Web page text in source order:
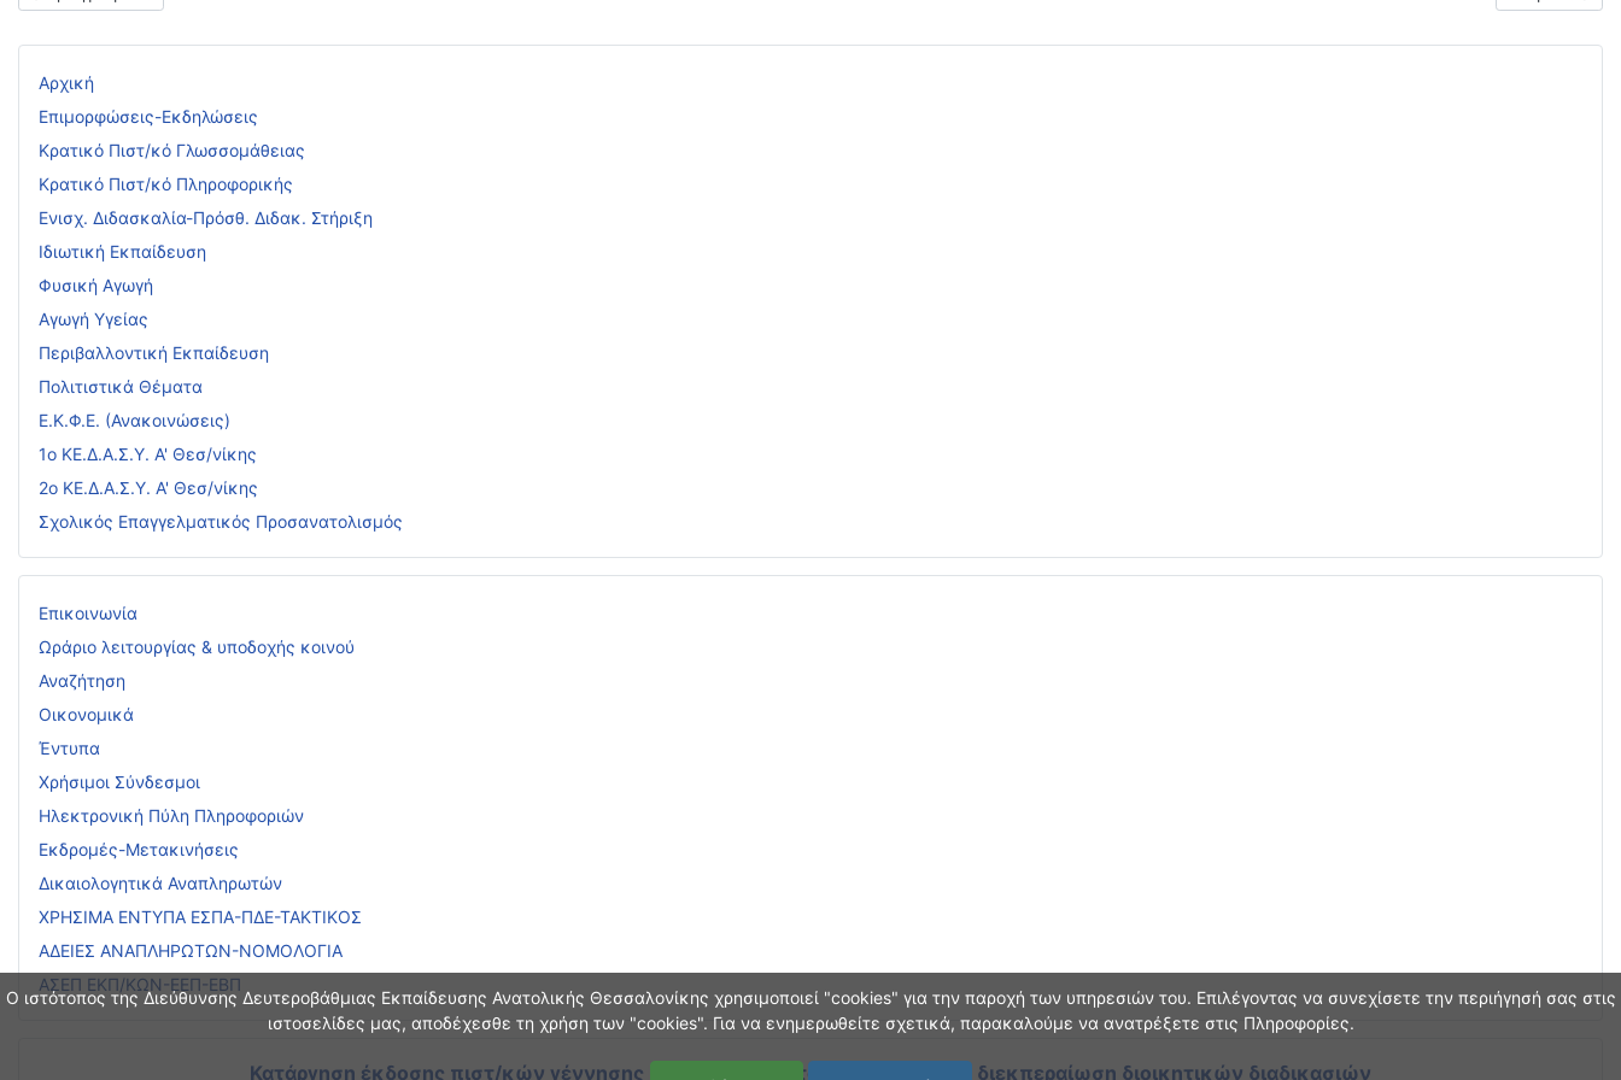
Ο ιστότοπος της Διεύθυνσης Δευτεροβάθμιας Εκπαίδευσης Ανατολικής Θεσσαλονίκης χρησιμοποιεί "cookies" για την παροχή των υπηρεσιών του. Επιλέγοντας να συνεχίσετε την περιήγησή σας στις
ιστοσελίδες μας, αποδέχεσθε τη χρήση των "cookies". Για να ενημερωθείτε σχετικά, παρακαλούμε να ανατρέξετε στις Πληροφορίες.
Αρχική
Επιμορφώσεις-Εκδηλώσεις
Κρατικό Πιστ/κό Γλωσσομάθειας
Κρατικό Πιστ/κό Πληροφορικής
Ενισχ. Διδασκαλία-Πρόσθ. Διδακ. Στήριξη
Ιδιωτική Εκπαίδευση
Φυσική Αγωγή
Αγωγή Υγείας
Περιβαλλοντική Εκπαίδευση
Πολιτιστικά Θέματα
Ε.Κ.Φ.Ε. (Ανακοινώσεις)
1ο ΚΕ.Δ.Α.Σ.Υ. Α' Θεσ/νίκης
2ο ΚΕ.Δ.Α.Σ.Υ. Α' Θεσ/νίκης
Σχολικός Επαγγελματικός Προσανατολισμός
Επικοινωνία
Ωράριο λειτουργίας & υποδοχής κοινού
Αναζήτηση
Οικονομικά
Έντυπα
Χρήσιμοι Σύνδεσμοι
Ηλεκτρονική Πύλη Πληροφοριών
Εκδρομές-Μετακινήσεις
Δικαιολογητικά Αναπληρωτών
ΧΡΗΣΙΜΑ ΕΝΤΥΠΑ ΕΣΠΑ-ΠΔΕ-ΤΑΚΤΙΚΟΣ
ΑΔΕΙΕΣ ΑΝΑΠΛΗΡΩΤΩΝ-ΝΟΜΟΛΟΓΙΑ
ΑΣΕΠ ΕΚΠ/ΚΩΝ-ΕΕΠ-ΕΒΠ
Κατάργηση έκδοσης πιστ/κών γέννησης και οικογεν. κατάστασης κατά τη διεκπεραίωση διοικητικών διαδικασιών